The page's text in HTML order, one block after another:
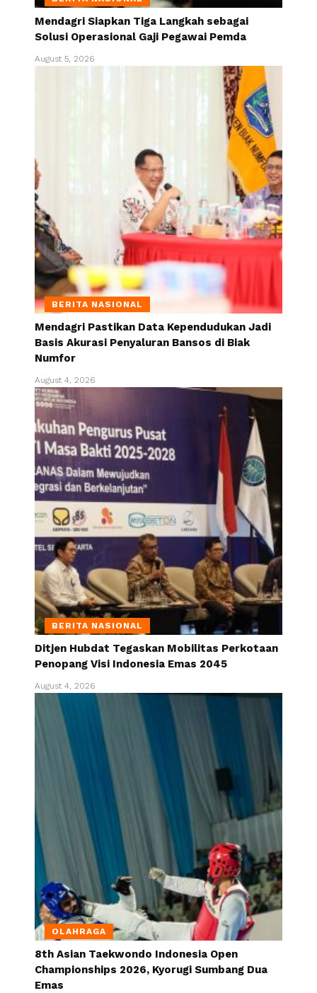
Mendagri Siapkan Tiga Langkah sebagai
Solusi Operasional Gaji Pegawai Pemda
August 5, 2026
BERITA NASIONAL
Mendagri Pastikan Data Kependudukan Jadi
Basis Akurasi Penyaluran Bansos di Biak
Numfor
August 4, 2026
BERITA NASIONAL
Ditjen Hubdat Tegaskan Mobilitas Perkotaan
Penopang Visi Indonesia Emas 2045
August 4, 2026
OLAHRAGA
8th Asian Taekwondo Indonesia Open
Championships 2026, Kyorugi Sumbang Dua
Emas